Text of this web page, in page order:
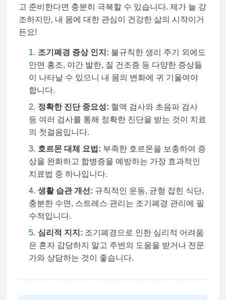
고 준비한다면 충분히 극복할 수 있습니다. 제가 늘 강
조하지만, 내 몸에 대한 관심이 건강한 삶의 시작이거
든요!
조기폐경 증상 인지: 불규칙한 생리 주기 외에도
안면 홍조, 야간 발한, 질 건조증 등 다양한 증상들
이 나타날 수 있으니 내 몸의 변화에 귀 기울여야
합니다.
정확한 진단 중요성: 혈액 검사와 초음파 검사
등 여러 검사를 통해 정확한 진단을 받는 것이 치료
의 첫걸음입니다.
호르몬 대체 요법: 부족한 호르몬을 보충하여 증
상을 완화하고 합병증을 예방하는 가장 효과적인
치료법 중 하나입니다.
생활 습관 개선: 규칙적인 운동, 균형 잡힌 식단,
충분한 수면, 스트레스 관리는 조기폐경 관리에 필
수적입니다.
심리적 지지: 조기폐경으로 인한 심리적 어려움
은 혼자 감당하지 말고 주변의 도움을 받거나 전문
가와 상담하는 것이 좋습니다.